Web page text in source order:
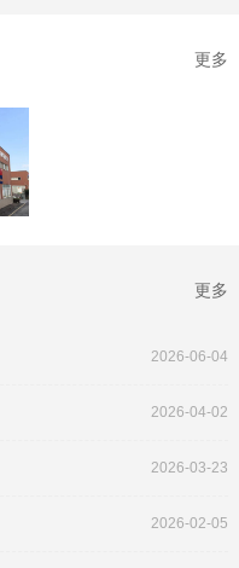
更多
更多
2026-06-04
2026-04-02
2026-03-23
2026-02-05